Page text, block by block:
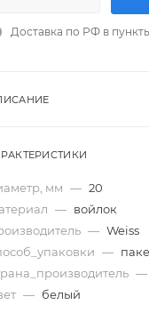
Доставка по РФ в
мм — 20
— войлок
— Weiss
—
—
— белый